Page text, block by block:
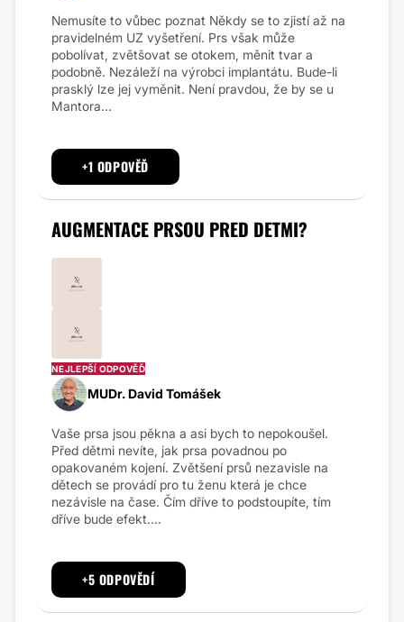
Nemusíte to vůbec poznat Někdy se to zjistí až na
pravidelném UZ vyšetření. Prs však může
pobolívat, zvětšovat se otokem, měnit tvar a
podobně. Nezáleží na výrobci implantátu. Bude-li
prasklý lze jej vyměnit. Není pravdou, že by se u
Mantora...
+1 ODPOVĚĎ
AUGMENTACE PRSOU PRED DETMI?
NEJLEPŠÍ ODPOVĚĎ
MUDr. David Tomášek
Vaše prsa jsou pěkna a asi bych to nepokoušel.
Před dětmi nevíte, jak prsa povadnou po
opakovaném kojení. Zvětšení prsů nezavisle na
dětech se provádí pro tu ženu která je chce
nezávisle na čase. Čím dříve to podstoupíte, tím
dříve bude efekt....
+5 ODPOVĚDÍ